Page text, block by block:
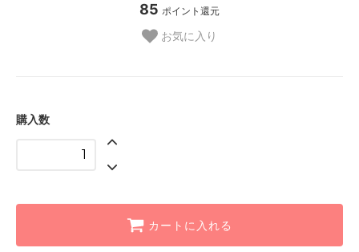
85 ポイント還元
お気に入り
購入数
カートに入れる